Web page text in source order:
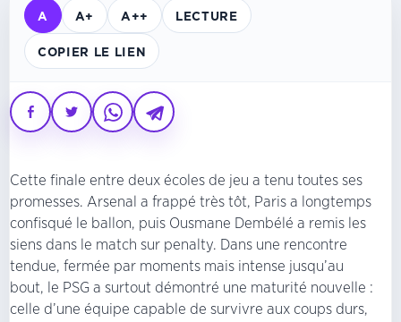
A A+ A++ LECTURE
COPIER LE LIEN
Cette finale entre deux écoles de jeu a tenu toutes ses
promesses. Arsenal a frappé très tôt, Paris a longtemps
confisqué le ballon, puis Ousmane Dembélé a remis les
siens dans le match sur penalty. Dans une rencontre
tendue, fermée par moments mais intense jusqu’au
bout, le PSG a surtout démontré une maturité nouvelle :
celle d’une équipe capable de survivre aux coups durs,